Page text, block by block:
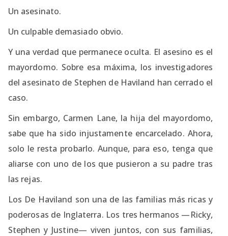
Un asesinato.
Un culpable demasiado obvio.
Y una verdad que permanece oculta. El asesino es el
mayordomo. Sobre esa máxima, los investigadores
del asesinato de Stephen de Haviland han cerrado el
caso.
Sin embargo, Carmen Lane, la hija del mayordomo,
sabe que ha sido injustamente encarcelado. Ahora,
solo le resta probarlo. Aunque, para eso, tenga que
aliarse con uno de los que pusieron a su padre tras
las rejas.
Los De Haviland son una de las familias más ricas y
poderosas de Inglaterra. Los tres hermanos —Ricky,
Stephen y Justine— viven juntos, con sus familias,